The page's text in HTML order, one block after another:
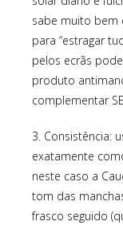
sabe muito bem
para “estragar
pelos ecrãs
produto
complementar
3. Consistência:
exatamente
neste caso a
tom das
frasco seguido